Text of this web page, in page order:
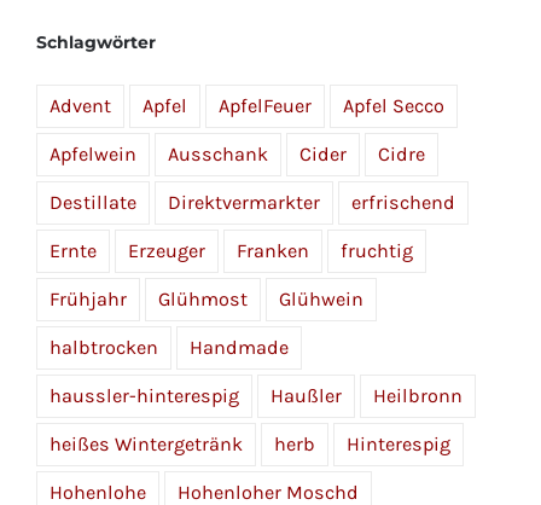
Schlagwörter
Advent Apfel ApfelFeuer Apfel Secco
Apfelwein Ausschank Cider Cidre
Destillate Direktvermarkter erfrischend
Ernte Erzeuger Franken fruchtig
Frühjahr Glühmost Glühwein
halbtrocken Handmade
haussler-hinterespig Haußler Heilbronn
heißes Wintergetränk herb Hinterespig
Hohenlohe Hohenloher Moschd